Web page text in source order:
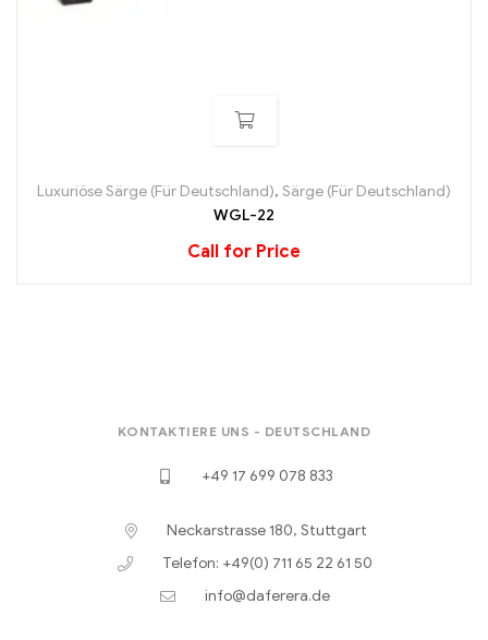
Luxuriöse Särge (Für Deutschland), Särge (Für Deutschland)
WGL-22
Call for Price
KONTAKTIERE UNS - DEUTSCHLAND
+49 17 699 078 833
Neckarstrasse 180, Stuttgart
Telefon: +49(0) 711 65 22 61 50
info@daferera.de